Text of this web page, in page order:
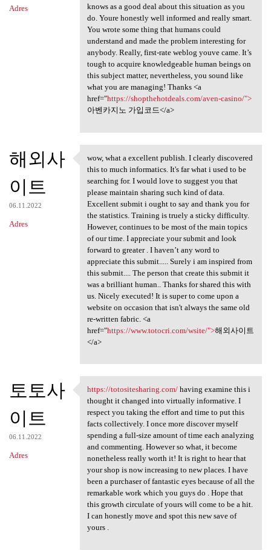
Adres
knows as a good deal about this situation as you
do. Youre honestly well informed and really smart.
You wrote some thing that humans could
understand and made the problem interesting for
anybody. Really, first-rate weblog youve came. It’s
tough to acquire knowledgeable human beings on
this subject matter, nevertheless, you sound like
what you are managing! Thanks <a
href="https://shopthehotdeals.com/aven-casino/">
아벤카지노 가입코드</a>
해외사
이트
06.11.2022
Adres
wow, what a excellent publish
wow, what a excellent publish. I clearly discovered
this to much informatics. It's far what i used to be
searching for. I would love to suggest you that
please maintain sharing such kind of data.
Excellent submit i ought to say and thank you for
the statistics. Training is truely a sticky difficulty.
However, continues to be most of the main topics
of our time. I appreciate your submit and look
forward to greater . I haven’t any word to
appreciate this submit..... Surely i am inspired from
this submit.... The person that create this submit it
was a brilliant human.. Thanks for shared this with
us. Nicely executed! It is super to come upon a
website on occasion that isn't always the same old
re-written fabric. <a
href="https://www.totocri.com/wsite/">해외사이트
</a>
토토사
이트
06.11.2022
Adres
https://totositesharing.com/
https://totositesharing.com/having examine this i
thought it changed into virtually informative. I
respect you taking the effort and time to put this
facts collectively. I once more discover myself
spending a full-size amount of time each analyzing
and commenting. However so what, it become
nonetheless really worth it! It is right to hear that
your shop is now increasing to new places. I have
been a purchaser of fantastic eyes because of all the
remarkable work which you guys do . Hope that
this growth circulate of yours will come to be a hit.
I can honestly move and spot this new save of
yours .